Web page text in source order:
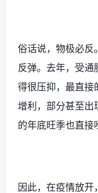
俗话说，物极必反
反弹。去年，受通
得很压抑，最直接
增利，部分甚至出
的年底旺季也直接
因此，在疫情放